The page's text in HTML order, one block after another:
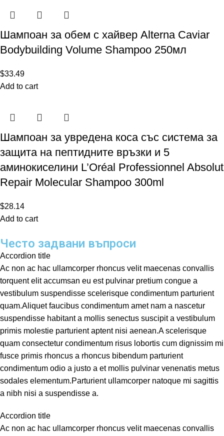
Шампоан за обем с хайвер Alterna Caviar
Bodybuilding Volume Shampoo 250мл
$33.49
Add to cart
Шампоан за увредена коса със система за
защита на пептидните връзки и 5
аминокиселини L’Oréal Professionnel Absolut
Repair Molecular Shampoo 300ml
$28.14
Add to cart
Често задвани въпроси
Accordion title
Ac non ac hac ullamcorper rhoncus velit maecenas convallis
torquent elit accumsan eu est pulvinar pretium congue a
vestibulum suspendisse scelerisque condimentum parturient
quam.Aliquet faucibus condimentum amet nam a nascetur
suspendisse habitant a mollis senectus suscipit a vestibulum
primis molestie parturient aptent nisi aenean.A scelerisque
quam consectetur condimentum risus lobortis cum dignissim mi
fusce primis rhoncus a rhoncus bibendum parturient
condimentum odio a justo a et mollis pulvinar venenatis metus
sodales elementum.Parturient ullamcorper natoque mi sagittis
a nibh nisi a suspendisse a.
Accordion title
Ac non ac hac ullamcorper rhoncus velit maecenas convallis